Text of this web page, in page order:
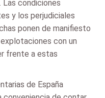
Las condiciones
y los perjudiciales
ponen de manifiesto
con un
frente a estas
de España